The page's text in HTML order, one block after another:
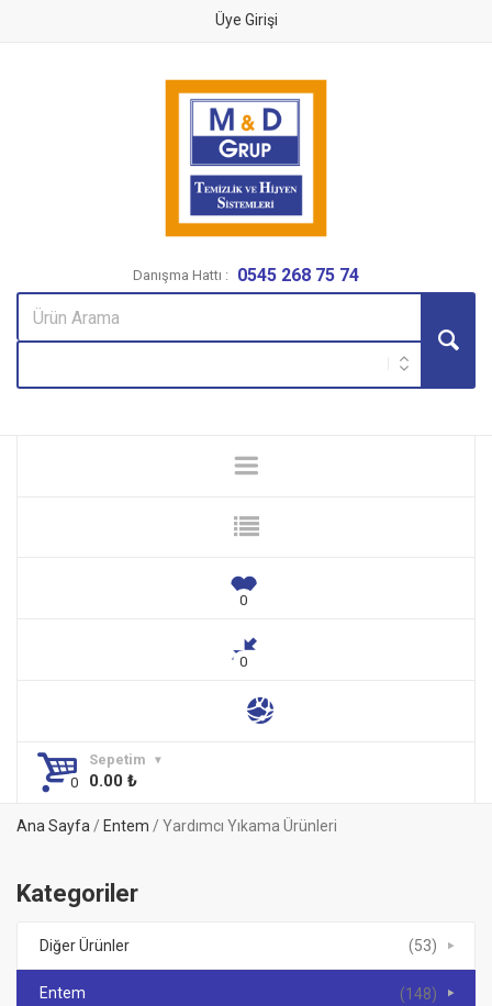
Üye Girişi
Danışma Hattı : 0545 268 75 74
Sepetim
0.00 ₺
Ana Sayfa/ Entem / Yardımcı Yıkama Ürünleri
Kategoriler
Diğer Ürünler (53)
Entem (148)